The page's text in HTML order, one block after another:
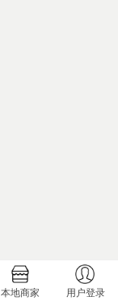
本地商家 用户登录